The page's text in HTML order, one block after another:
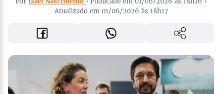
Atualizado em 01/06/2026 às 18h17